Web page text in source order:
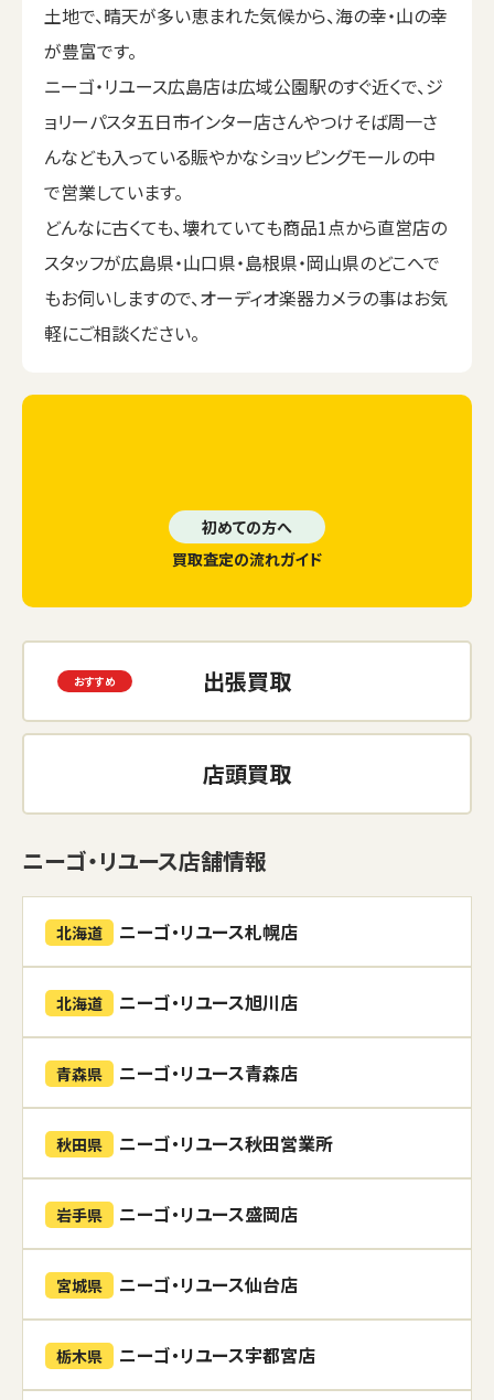
土地で、晴天が多い恵まれた気候から、海の幸・山の幸
が豊富です。
ニーゴ・リユース広島店は広域公園駅のすぐ近くで、ジ
ョリーパスタ五日市インター店さんやつけそば周一さ
んなども入っている賑やかなショッピングモールの中
で営業しています。
どんなに古くても、壊れていても商品1点から直営店の
スタッフが広島県・山口県・島根県・岡山県のどこへで
もお伺いしますので、オーディオ楽器カメラの事はお気
軽にご相談ください。
初めての方へ
買取査定の流れガイド
出張買取
店頭買取
ニーゴ・リユース店舗情報
北海道 ニーゴ・リユース札幌店
北海道 ニーゴ・リユース旭川店
青森県 ニーゴ・リユース青森店
秋田県 ニーゴ・リユース秋田営業所
岩手県 ニーゴ・リユース盛岡店
宮城県 ニーゴ・リユース仙台店
栃木県 ニーゴ・リユース宇都宮店